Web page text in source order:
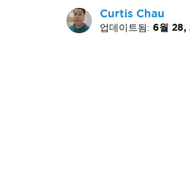
Curtis Chau
업데이트됨: 6월 28,